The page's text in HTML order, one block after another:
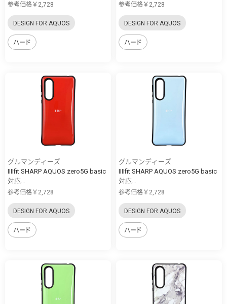
参考価格￥2,728
DESIGN FOR AQUOS
ハード
参考価格￥2,728
DESIGN FOR AQUOS
ハード
グルマンディーズ
IIIIfit SHARP AQUOS zero5G basic
対応...
参考価格￥2,728
DESIGN FOR AQUOS
ハード
グルマンディーズ
IIIIfit SHARP AQUOS zero5G basic
対応...
参考価格￥2,728
DESIGN FOR AQUOS
ハード